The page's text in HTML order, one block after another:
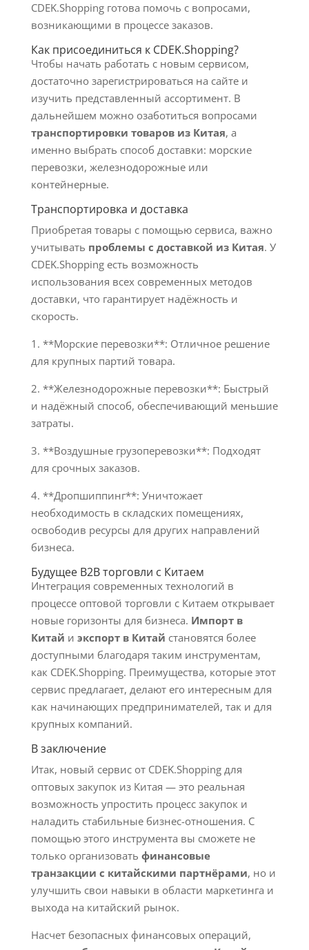
CDEK.Shopping готова помочь с вопросами,
возникающими в процессе заказов.
Как присоединиться к CDEK.Shopping?
Чтобы начать работать с новым сервисом,
достаточно зарегистрироваться на сайте и
изучить представленный ассортимент. В
дальнейшем можно озаботиться вопросами
транспортировки товаров из Китая, а
именно выбрать способ доставки: морские
перевозки, железнодорожные или
контейнерные.
Транспортировка и доставка
Приобретая товары с помощью сервиса, важно
учитывать проблемы с доставкой из Китая. У
CDEK.Shopping есть возможность
использования всех современных методов
доставки, что гарантирует надёжность и
скорость.
1. **Морские перевозки**: Отличное решение
для крупных партий товара.
2. **Железнодорожные перевозки**: Быстрый
и надёжный способ, обеспечивающий меньшие
затраты.
3. **Воздушные грузоперевозки**: Подходят
для срочных заказов.
4. **Дропшиппинг**: Уничтожает
необходимость в складских помещениях,
освободив ресурсы для других направлений
бизнеса.
Будущее B2B торговли с Китаем
Интеграция современных технологий в
процессе оптовой торговли с Китаем открывает
новые горизонты для бизнеса. Импорт в
Китай и экспорт в Китай становятся более
доступными благодаря таким инструментам,
как CDEK.Shopping. Преимущества, которые этот
сервис предлагает, делают его интересным для
как начинающих предпринимателей, так и для
крупных компаний.
В заключение
Итак, новый сервис от CDEK.Shopping для
оптовых закупок из Китая — это реальная
возможность упростить процесс закупок и
наладить стабильные бизнес-отношения. С
помощью этого инструмента вы сможете не
только организовать финансовые
транзакции с китайскими партнёрами, но и
улучшить свои навыки в области маркетинга и
выхода на китайский рынок.
Насчет безопасных финансовых операций,